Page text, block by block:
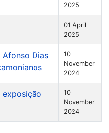
2025
01 April
2025
Afonso Dias
10
November
2024
exposição
10
November
2024